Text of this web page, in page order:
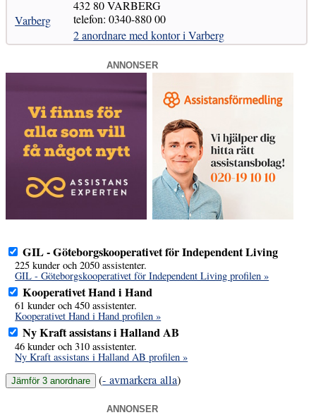
Varberg
432 80 VARBERG
telefon: 0340-880 00
2 anordnare med kontor i Varberg
ANNONSER
GIL - Göteborgskooperativet för Independent Living
225 kunder och 2050 assistenter.
GIL - Göteborgskooperativet för Independent Living profilen »
Kooperativet Hand i Hand
61 kunder och 450 assistenter.
Kooperativet Hand i Hand profilen »
Ny Kraft assistans i Halland AB
46 kunder och 310 assistenter.
Ny Kraft assistans i Halland AB profilen »
(- avmarkera alla)
ANNONSER